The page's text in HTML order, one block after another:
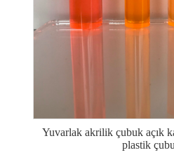
Yuvarlak akrilik çubuk açık
plastik